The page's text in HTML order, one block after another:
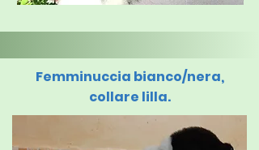
Femminuccia bianco/nera,
collare lilla.